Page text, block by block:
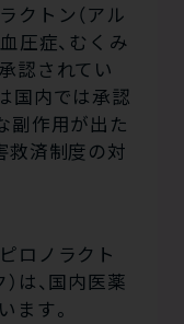
クトン（アル
圧症、むくみ
認されてい
国内では承認
副作用が出た
救済制度の対
ロノラクト
は、国内医薬
ます。